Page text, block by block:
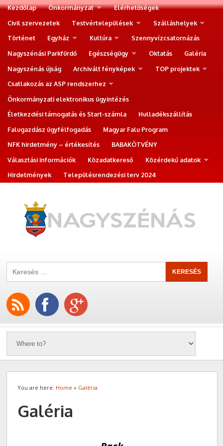
Kezdőlap Önkormányzat
Elérhetőségek
Civil szervezetek
Testvértelepülések
Szálláshelyek
Történet
Egyház Kultúra
Szennyvízcsatornázás
Nagyszénási Parkfürdő
Egészségügy Oktatás
Galéria
Nagyszénás újság
Archivált fényképek
TOP projektek
Csatlakozás az ASP rendszerhez
Önkormányzati elektronikus ügyintézés
Életkezdési támogatás és Start-számla
Hulladékszállítás
Falugazdász ügyfélfogadás
Magyar Falu Program
NFK hirdetmény – értékesítés
BABAKÖTVÉNY
Választási információk
Közadatkereső
Közérdekű adatok
Hirdetmények
Településrendezési terv 2024
You are here: Home » Galéria
Galéria